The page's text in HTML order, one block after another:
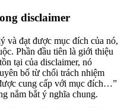
disclaimer
và đạt được mục đích của nó,
Phần đầu tiên là giới thiệu
tại của disclaimer, nó
bố từ chối trách nhiệm
cung cấp với mục đích…”
nắm bắt ý nghĩa chung.